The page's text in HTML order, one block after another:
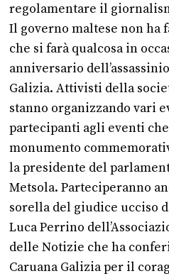
regolamentare il
Il governo maltese non ha
che si farà qualcosa in
anniversario
Galizia. Attivisti della
stanno organizzando vari
partecipanti agli eventi
monumento
la presidente del
Metsola. Parteciperanno
sorella del giudice ucciso
Luca Perrino
delle Notizie che ha
Caruana Galizia per il